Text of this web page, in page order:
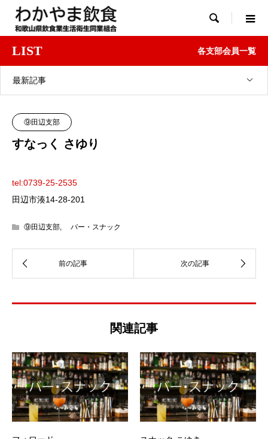

LIST 各支部会員一覧
最新記事
⑨田辺支部
すなっく さゆり
tel:0739-25-2535
田辺市湊14-28-201
⑨田辺支部, バー・スナック
関連記事